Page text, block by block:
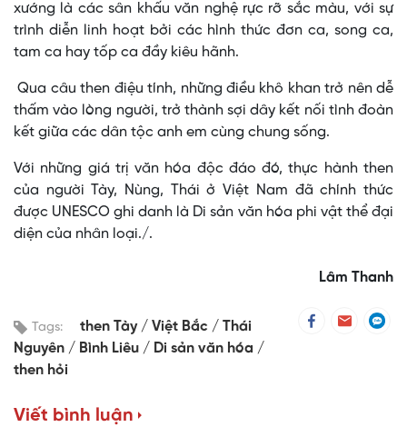
xướng là các sân khấu văn nghệ rực rỡ sắc màu, với sự
trình diễn linh hoạt bởi các hình thức đơn ca, song ca,
tam ca hay tốp ca đầy kiêu hãnh.
Qua câu then điệu tính, những điều khô khan trở nên dễ
thấm vào lòng người, trở thành sợi dây kết nối tình đoàn
kết giữa các dân tộc anh em cùng chung sống.
Với những giá trị văn hóa độc đáo đó, thực hành then
của người Tày, Nùng, Thái ở Việt Nam đã chính thức
được UNESCO ghi danh là Di sản văn hóa phi vật thể đại
diện của nhân loại./.
Lâm Thanh
Tags: then Tày Việt Bắc
Thái
Nguyên
Bình Liêu
Di sản văn hóa
then hỏi
Viết bình luận